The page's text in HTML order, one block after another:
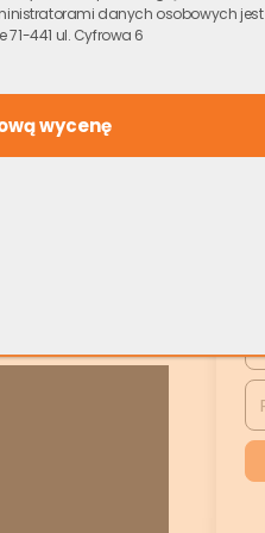
z pomocą
(sprawdź
danych osobowych jest
71-441 ul. Cyfrowa 6